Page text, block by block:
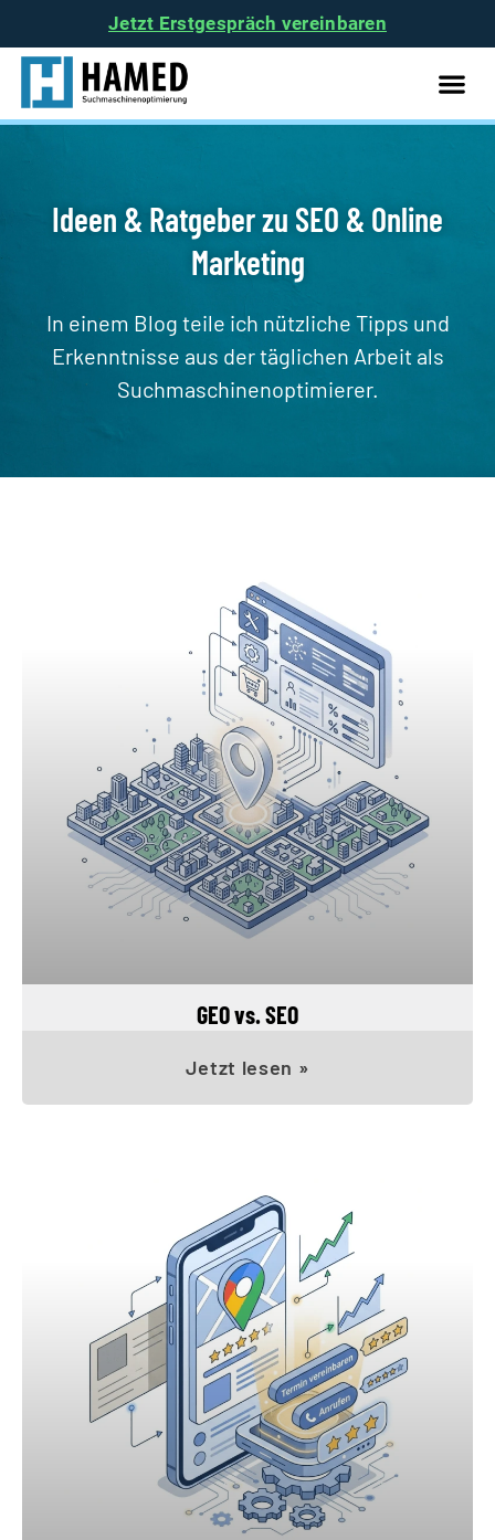
Jetzt Erstgespräch vereinbaren
Ideen & Ratgeber zu SEO & Online
Marketing
In einem Blog teile ich nützliche Tipps und
Erkenntnisse aus der täglichen Arbeit als
Suchmaschinenoptimierer.
GEO vs. SEO
Jetzt lesen »